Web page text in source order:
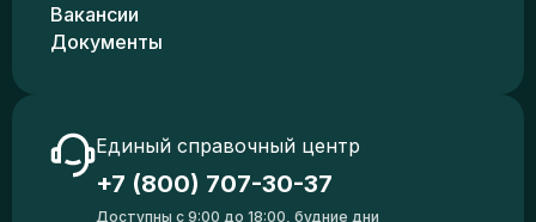
Вакансии
Документы
Единый справочный центр
+7 (800) 707-30-37
Доступны с 9:00 до 18:00, будние дни